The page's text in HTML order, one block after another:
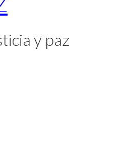
y paz